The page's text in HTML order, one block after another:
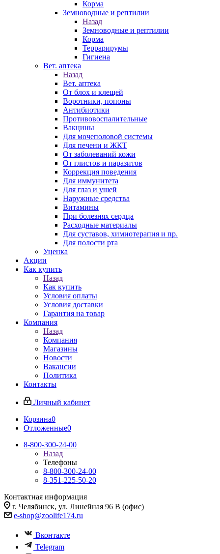
Корма
Земноводные и рептилии
Назад
Земноводные и рептилии
Корма
Террарирумы
Гигиена
Вет. аптека
Назад
Вет. аптека
От блох и клещей
Воротники, попоны
Антибиотики
Противовоспалительные
Вакцины
Для мочеполовой системы
Для печени и ЖКТ
От заболеваний кожи
От глистов и паразитов
Коррекция поведения
Для иммунитета
Для глаз и ушей
Наружные средства
Витамины
При болезнях сердца
Расходные материалы
Для суставов, химиотерапия и пр.
Для полости рта
Уценка
Акции
Как купить
Назад
Как купить
Условия оплаты
Условия доставки
Гарантия на товар
Компания
Назад
Компания
Магазины
Новости
Вакансии
Политика
Контакты
Личный кабинет
Корзина0
Отложенные0
8-800-300-24-00
Назад
Телефоны
8-800-300-24-00
8-351-225-50-20
Контактная информация
г. Челябинск, ул. Линейная 96 В (офис)
e-shop@zoolife174.ru
Вконтакте
Telegram